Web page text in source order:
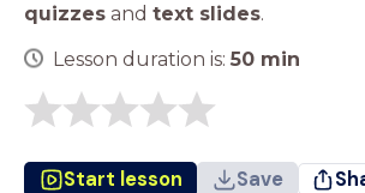
quizzes and text slides.
Lesson duration is: 50 min
Start lesson Save